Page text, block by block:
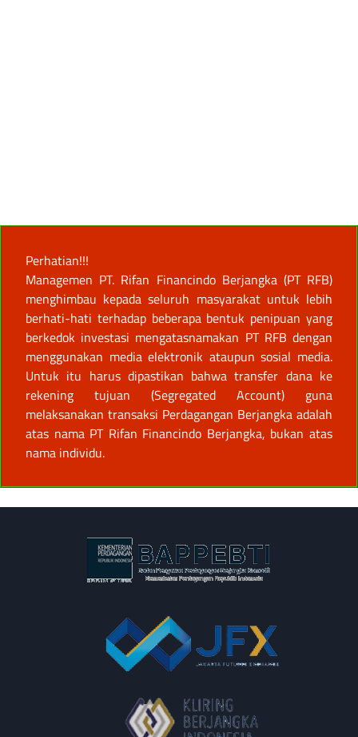
Perhatian!!!
Managemen PT. Rifan Financindo Berjangka (PT RFB)
menghimbau kepada seluruh masyarakat untuk lebih
berhati-hati terhadap beberapa bentuk penipuan yang
berkedok investasi mengatasnamakan PT RFB dengan
menggunakan media elektronik ataupun sosial media.
Untuk itu harus dipastikan bahwa transfer dana ke
rekening tujuan (Segregated Account) guna
melaksanakan transaksi Perdagangan Berjangka adalah
atas nama PT Rifan Financindo Berjangka, bukan atas
nama individu.